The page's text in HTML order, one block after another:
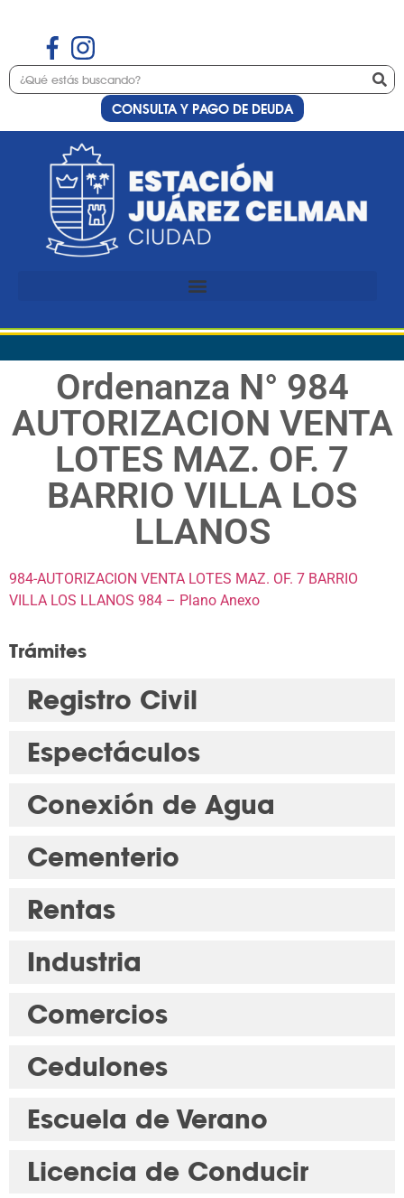
CONSULTA Y PAGO DE DEUDA
Ordenanza N° 984
AUTORIZACION VENTA
LOTES MAZ. OF. 7
BARRIO VILLA LOS
LLANOS
984-AUTORIZACION VENTA LOTES MAZ. OF. 7 BARRIO
VILLA LOS LLANOS 984 – Plano Anexo
Trámites
Registro Civil
Espectáculos
Conexión de Agua
Cementerio
Rentas
Industria
Comercios
Cedulones
Escuela de Verano
Licencia de Conducir